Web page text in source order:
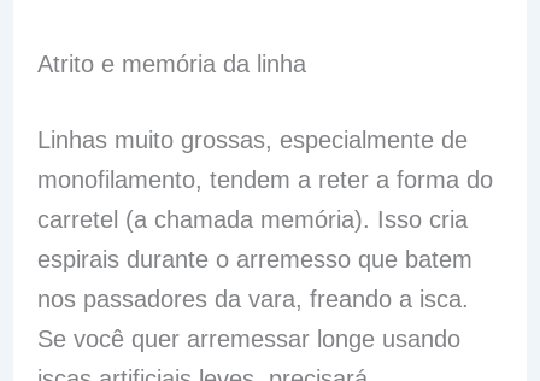
Atrito e memória da linha
Linhas muito grossas, especialmente de
monofilamento, tendem a reter a forma do
carretel (a chamada memória). Isso cria
espirais durante o arremesso que batem
nos passadores da vara, freando a isca.
Se você quer arremessar longe usando